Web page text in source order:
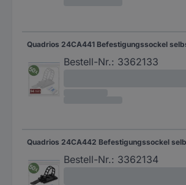
Bestell-Nr.: 3362133
Bestell-Nr.: 3362134